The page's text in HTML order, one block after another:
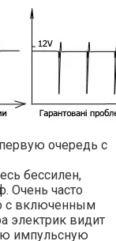
очередь с
бессилен,
Очень часто
с включенным
электрик видит
импульсную